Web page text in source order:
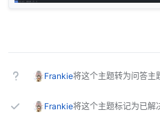
Frankie将这个主题转为问答主
Frankie将这个主题标记为已解